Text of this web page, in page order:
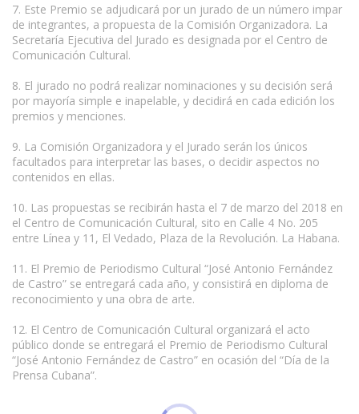
7. Este Premio se adjudicará por un jurado de un número impar
de integrantes, a propuesta de la Comisión Organizadora. La
Secretaría Ejecutiva del Jurado es designada por el Centro de
Comunicación Cultural.
8. El jurado no podrá realizar nominaciones y su decisión será
por mayoría simple e inapelable, y decidirá en cada edición los
premios y menciones.
9. La Comisión Organizadora y el Jurado serán los únicos
facultados para interpretar las bases, o decidir aspectos no
contenidos en ellas.
10. Las propuestas se recibirán hasta el 7 de marzo del 2018 en
el Centro de Comunicación Cultural, sito en Calle 4 No. 205
entre Línea y 11, El Vedado, Plaza de la Revolución. La Habana.
11. El Premio de Periodismo Cultural “José Antonio Fernández
de Castro” se entregará cada año, y consistirá en diploma de
reconocimiento y una obra de arte.
12. El Centro de Comunicación Cultural organizará el acto
público donde se entregará el Premio de Periodismo Cultural
“José Antonio Fernández de Castro” en ocasión del “Día de la
Prensa Cubana”.